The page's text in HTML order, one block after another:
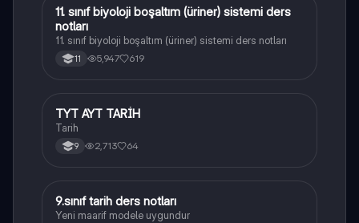
Biyoloji
11. sınıf biyoloji boşaltım (üriner) sistemi ders
notları
11. sınıf biyoloji boşaltım (üriner) sistemi ders notları
11 5,947 619
Tarih
TYT AYT TARİH
Tarih
9 2,713 64
Tarih
9.sınıf tarih ders notları
Yeni maarif modele uygundur